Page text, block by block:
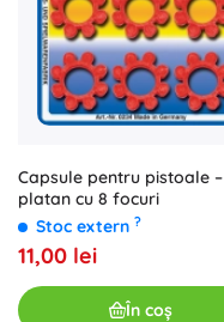
Capsule pentru pistoale –
platan cu 8 focuri
Stoc extern ?
11,00 lei
În coș